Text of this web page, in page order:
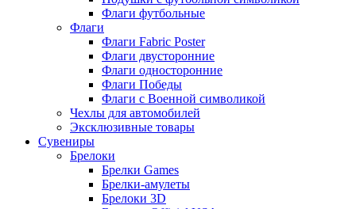
Флаги футбольные
Флаги
Флаги Fabric Poster
Флаги двусторонние
Флаги односторонние
Флаги Победы
Флаги с Военной символикой
Чехлы для автомобилей
Эксклюзивные товары
Сувениры
Брелоки
Брелки Games
Брелки-амулеты
Брелоки 3D